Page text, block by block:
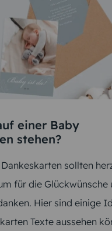
einer Baby
stehen?
sollten
für die Glückwünsche
Hier sind einige
Texte aussehen